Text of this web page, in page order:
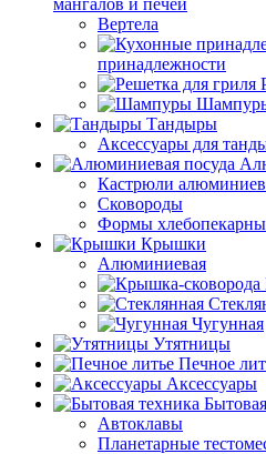
мангалов и печей
Вертела
принадлежности
Тандыры
Аксессуары для
Кастрюли
Сковороды
Формы
Крышки
Алюминиевая
Чугунная
Утятницы
Печное
Аксессуары
Автоклавы
Планетарные